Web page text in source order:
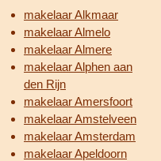
makelaar Alkmaar
makelaar Almelo
makelaar Almere
makelaar Alphen aan
den Rijn
makelaar Amersfoort
makelaar Amstelveen
makelaar Amsterdam
makelaar Apeldoorn